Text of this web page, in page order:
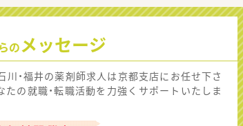
のメッセージ
石川・福井の薬剤師求人は京都支店にお任せ下さ
たの就職・転職活動を力強くサポートいたしま